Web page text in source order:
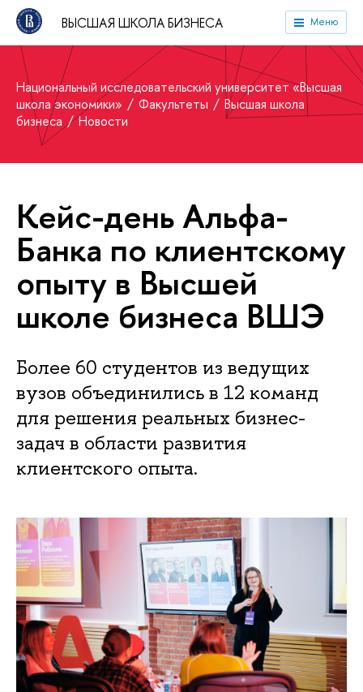
ВЫСШАЯ ШКОЛА БИЗНЕСА Меню
Национальный исследовательский университет «Высшая
школа экономики»
Факультеты
Высшая школа
бизнеса
Новости
Кейс-день Альфа-
Банка по клиентскому
опыту в Высшей
школе бизнеса ВШЭ
Более 60 студентов из ведущих
вузов объединились в 12 команд
для решения реальных бизнес-
задач в области развития
клиентского опыта.